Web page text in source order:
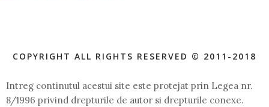
COPYRIGHT ALL RIGHTS RESERVED © 2011-2018
Intreg continutul acestui site este protejat prin Legea nr.
8/1996 privind drepturile de autor si drepturile conexe.